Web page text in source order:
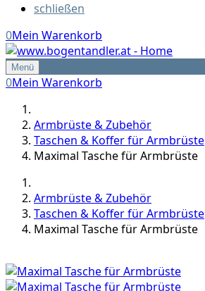
schließen
0Mein Warenkorb
Menü
0Mein Warenkorb
Armbrüste & Zubehör
Taschen & Koffer für Armbrüste
Maximal Tasche für Armbrüste
Armbrüste & Zubehör
Taschen & Koffer für Armbrüste
Maximal Tasche für Armbrüste